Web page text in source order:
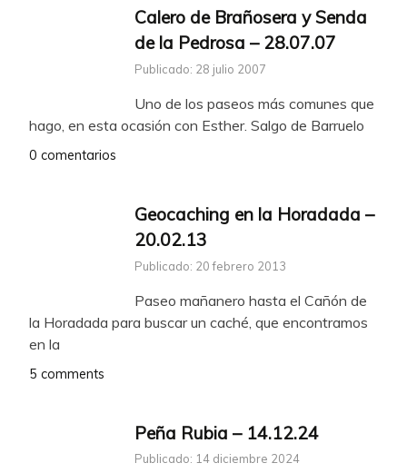
Calero de Brañosera y Senda
de la Pedrosa – 28.07.07
Publicado: 28 julio 2007
Uno de los paseos más comunes que
hago, en esta ocasión con Esther. Salgo de Barruelo
0 comentarios
Geocaching en la Horadada –
20.02.13
Publicado: 20 febrero 2013
Paseo mañanero hasta el Cañón de
la Horadada para buscar un caché, que encontramos
en la
5 comments
Peña Rubia – 14.12.24
Publicado: 14 diciembre 2024